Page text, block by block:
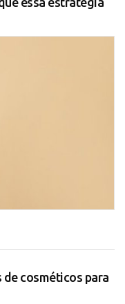
de cosméticos para